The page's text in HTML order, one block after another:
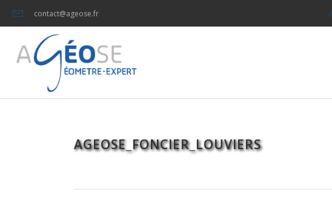
contact@ageose.fr
AGEOSE_FONCIER_LOUVIERS